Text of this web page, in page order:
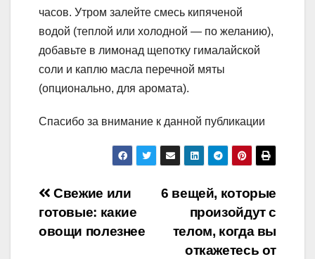
часов. Утром залейте смесь кипяченой
водой (теплой или холодной — по желанию),
добавьте в лимонад щепотку гималайской
соли и каплю масла перечной мяты
(опционально, для аромата).
Спасибо за внимание к данной публикации
Навигация
по
6 вещей, которые
произойдут с
телом, когда вы
откажетесь от
Свежие или
готовые: какие
овощи полезнее